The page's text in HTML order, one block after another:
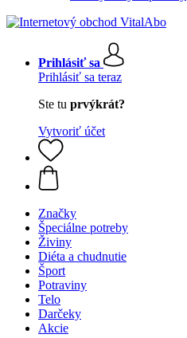
Prihlásiť sa
Prihlásiť sa teraz
Ste tu prvýkrát?
Vytvoriť účet
Značky
Špeciálne potreby
Živiny
Diéta a chudnutie
Šport
Potraviny
Telo
Darčeky
Akcie